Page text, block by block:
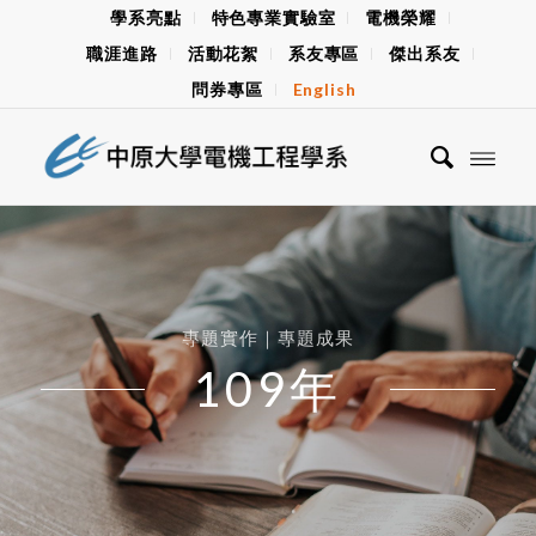
學系亮點 特色專業實驗室
電機榮耀
職涯進路
活動花絮 系友專區
傑出系友
問券專區
English
專題實作｜專題成果
109年